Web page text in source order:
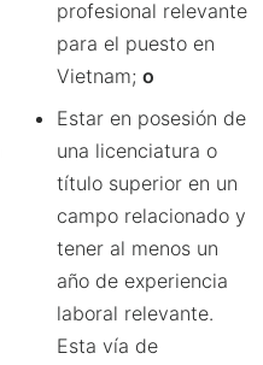
profesional relevante
para el puesto en
Vietnam; o
Estar en posesión de
una licenciatura o
título superior en un
campo relacionado y
tener al menos un
año de experiencia
laboral relevante.
Esta vía de